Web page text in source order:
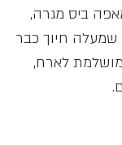
ביס מגרה,
שמעלה חיוך כבר
לארח,